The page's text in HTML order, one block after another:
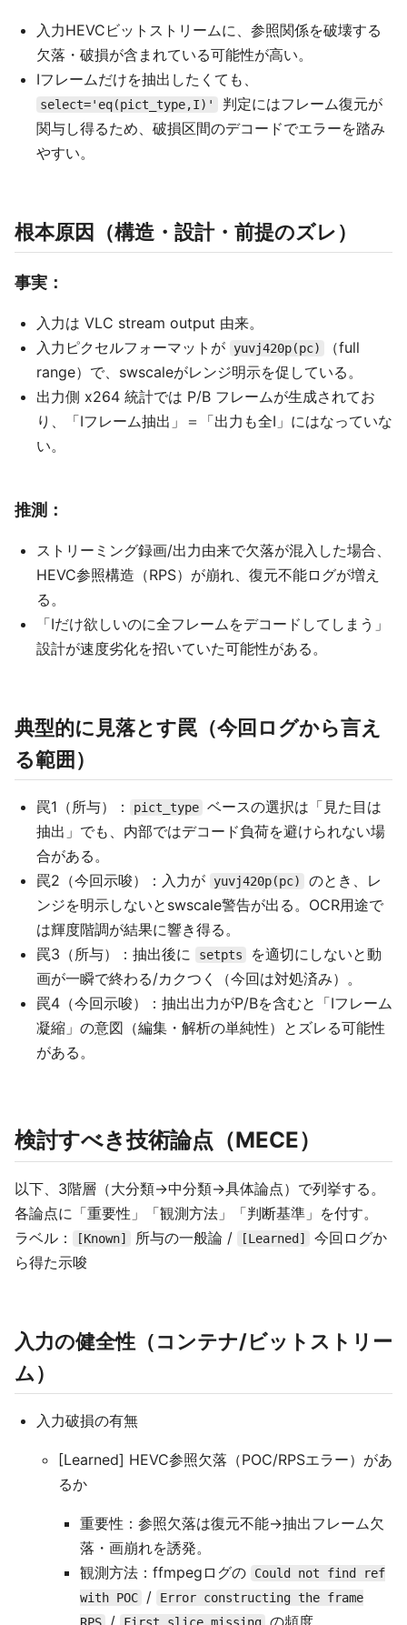
入力HEVCビットストリームに、参照関係を破壊する
欠落・破損が含まれている可能性が高い。
Iフレームだけを抽出したくても、
select='eq(pict_type,I)'
判定にはフレーム復元が
関与し得るため、破損区間のデコードでエラーを踏み
やすい。
根本原因（構造・設計・前提のズレ）
事実：
入力は VLC stream output 由来。
入力ピクセルフォーマットが
yuvj420p(pc)
（full
range）で、swscaleがレンジ明示を促している。
出力側 x264 統計では P/B フレームが生成されてお
り、「Iフレーム抽出」＝「出力も全I」にはなっていな
い。
推測：
ストリーミング録画/出力由来で欠落が混入した場合、
HEVC参照構造（RPS）が崩れ、復元不能ログが増え
る。
「Iだけ欲しいのに全フレームをデコードしてしまう」
設計が速度劣化を招いていた可能性がある。
典型的に見落とす罠（今回ログから言え
る範囲）
罠1（所与）： pict_type ベースの選択は「見た目は
抽出」でも、内部ではデコード負荷を避けられない場
合がある。
罠2（今回示唆）：入力が
yuvj420p(pc)
のとき、レ
ンジを明示しないとswscale警告が出る。OCR用途で
は輝度階調が結果に響き得る。
罠3（所与）：抽出後に
setpts
を適切にしないと動
画が一瞬で終わる/カクつく（今回は対処済み）。
罠4（今回示唆）：抽出出力がP/Bを含むと「Iフレーム
凝縮」の意図（編集・解析の単純性）とズレる可能性
がある。
検討すべき技術論点（MECE）
以下、3階層（大分類→中分類→具体論点）で列挙する。
各論点に「重要性」「観測方法」「判断基準」を付す。
ラベル：
[Known] 所与の一般論 / [Learned]
今回ログか
ら得た示唆
入力の健全性（コンテナ/ビットストリー
ム）
入力破損の有無
[Learned] HEVC参照欠落（POC/RPSエラー）があ
るか
重要性：参照欠落は復元不能→抽出フレーム欠
落・画崩れを誘発。
観測方法：ffmpegログの
Could not find ref
with POC
/
Error constructing the frame
/ の頻度。